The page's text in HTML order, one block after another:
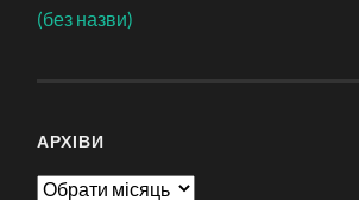
(без назви)
АРХІВИ
Архіви